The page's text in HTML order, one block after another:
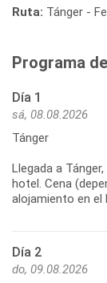
Ruta: Tánger -
Programa
Día 1
sá, 08.08.2026
Tánger
Llegada a
hotel. Cena
alojamiento en el
Día 2
do, 09.08.2026